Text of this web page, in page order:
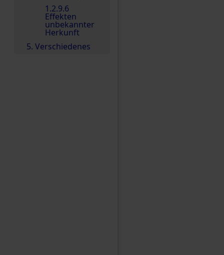
1.2.9.6
Effekten
unbekannter
Herkunft
5. Verschiedenes